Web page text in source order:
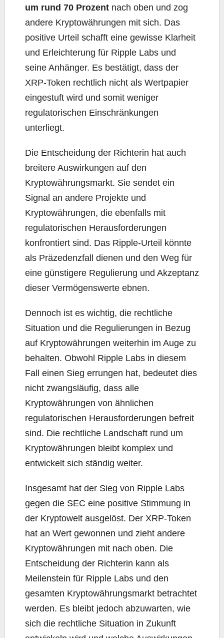
um rund 70 Prozent nach oben und zog
andere Kryptowährungen mit sich. Das
positive Urteil schafft eine gewisse Klarheit
und Erleichterung für Ripple Labs und
seine Anhänger. Es bestätigt, dass der
XRP-Token rechtlich nicht als Wertpapier
eingestuft wird und somit weniger
regulatorischen Einschränkungen
unterliegt.
Die Entscheidung der Richterin hat auch
breitere Auswirkungen auf den
Kryptowährungsmarkt. Sie sendet ein
Signal an andere Projekte und
Kryptowährungen, die ebenfalls mit
regulatorischen Herausforderungen
konfrontiert sind. Das Ripple-Urteil könnte
als Präzedenzfall dienen und den Weg für
eine günstigere Regulierung und Akzeptanz
dieser Vermögenswerte ebnen.
Dennoch ist es wichtig, die rechtliche
Situation und die Regulierungen in Bezug
auf Kryptowährungen weiterhin im Auge zu
behalten. Obwohl Ripple Labs in diesem
Fall einen Sieg errungen hat, bedeutet dies
nicht zwangsläufig, dass alle
Kryptowährungen von ähnlichen
regulatorischen Herausforderungen befreit
sind. Die rechtliche Landschaft rund um
Kryptowährungen bleibt komplex und
entwickelt sich ständig weiter.
Insgesamt hat der Sieg von Ripple Labs
gegen die SEC eine positive Stimmung in
der Kryptowelt ausgelöst. Der XRP-Token
hat an Wert gewonnen und zieht andere
Kryptowährungen mit nach oben. Die
Entscheidung der Richterin kann als
Meilenstein für Ripple Labs und den
gesamten Kryptowährungsmarkt betrachtet
werden. Es bleibt jedoch abzuwarten, wie
sich die rechtliche Situation in Zukunft